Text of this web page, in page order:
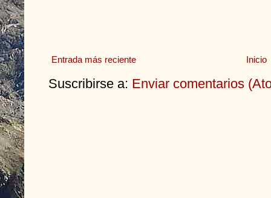
Entrada más reciente Inicio
Suscribirse a: Enviar comentarios